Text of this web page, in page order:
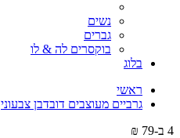
נשים
גברים
בוקסרים לה & לו
בלוג
ראשי
גרביים מעוצבים דובדבן צבעוני
4 ב-79 ₪